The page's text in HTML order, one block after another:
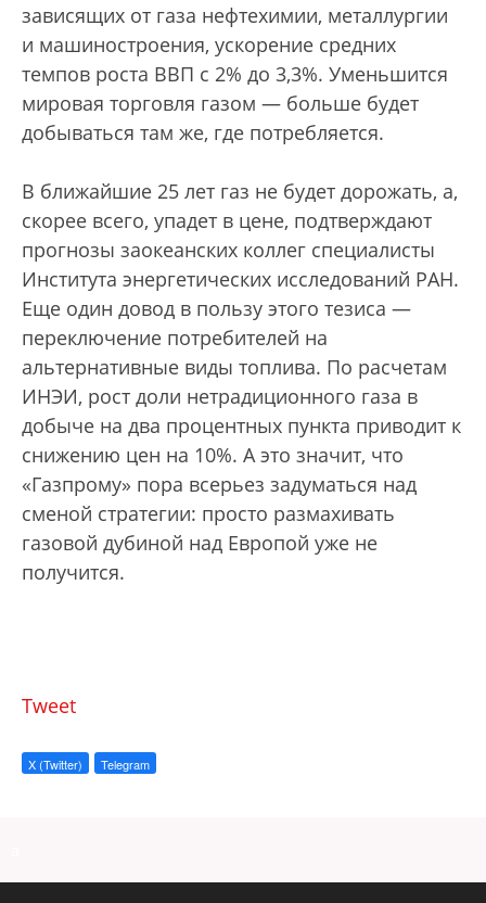
зависящих от газа нефтехимии, металлургии
и машиностроения, ускорение средних
темпов роста ВВП с 2% до 3,3%. Уменьшится
мировая торговля газом — больше будет
добываться там же, где потребляется.
В ближайшие 25 лет газ не будет дорожать, а,
скорее всего, упадет в цене, подтверждают
прогнозы заокеанских коллег специалисты
Института энергетических исследований РАН.
Еще один довод в пользу этого тезиса —
переключение потребителей на
альтернативные виды топлива. По расчетам
ИНЭИ, рост доли нетрадиционного газа в
добыче на два процентных пункта приводит к
снижению цен на 10%. А это значит, что
«Газпрому» пора всерьез задуматься над
сменой стратегии: просто размахивать
газовой дубиной над Европой уже не
получится.
Tweet
X (Twitter) Telegram